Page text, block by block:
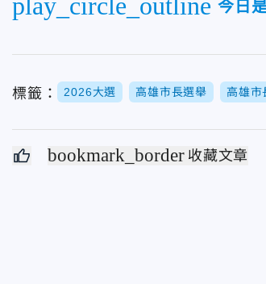
今日
標籤： 2026大選 高雄市長選舉 高雄市
bookmark_border 收藏文章